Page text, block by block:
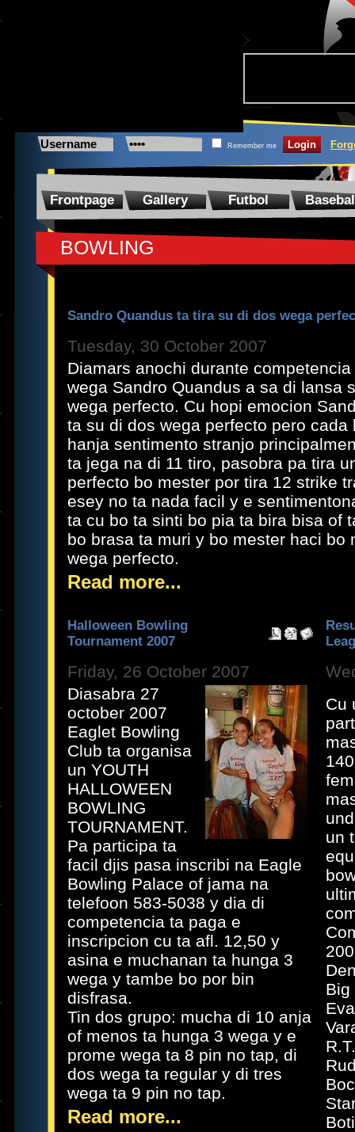
Remember me
Frontpage Gallery Futbol
BOWLING
Sandro Quandus ta tira su di dos wega
Tuesday, 30 October 2007
Diamars anochi durante
wega Sandro Quandus a sa di lansa
wega perfecto. Cu hopi emocion
ta su di dos wega perfecto pero cada
hanja sentimento stranjo
ta jega na di 11 tiro, pasobra pa tira
perfecto bo mester por tira 12 strike
esey no ta nada facil y e
ta cu bo ta sinti bo pia ta bira bisa of
bo brasa ta muri y bo mester haci bo
wega perfecto.
Read more...
Halloween Bowling
Tournament 2007
Friday, 26 October 2007
Diasabra 27
october 2007
Eaglet Bowling
Club ta organisa
un YOUTH
HALLOWEEN
BOWLING
TOURNAMENT.
Pa participa ta
facil djis pasa inscribi na Eagle
Bowling Palace of jama na
telefoon 583-5038 y dia di
competencia ta paga e
inscripcion cu ta afl. 12,50 y
asina e muchanan ta hunga 3
wega y tambe bo por bin
disfrasa.
Tin dos grupo: mucha di 10 anja
of menos ta hunga 3 wega y e
prome wega ta 8 pin no tap, di
dos wega ta regular y di tres
wega ta 9 pin no tap.
Read more...
Cu
un